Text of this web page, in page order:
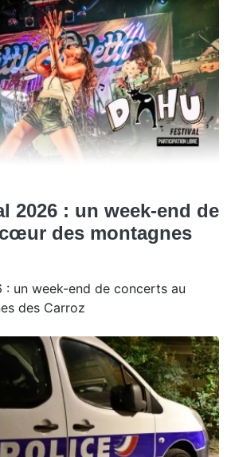
2026 : un week-end de
des montagnes
: un week-end de concerts au
des Carroz